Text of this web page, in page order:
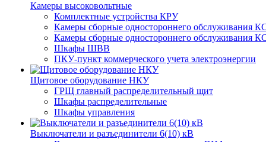
Камеры высоковольтные
Комплектные устройства КРУ
Камеры сборные одностороннего обслуживания
Камеры сборные одностороннего обслуживания
Шкафы ШВВ
ПКУ-пункт коммерческого учета электроэнергии
Щитовое оборудование НКУ
ГРЩ главный распределительный щит
Шкафы распределительные
Шкафы управления
Выключатели и разъединители 6(10) кВ